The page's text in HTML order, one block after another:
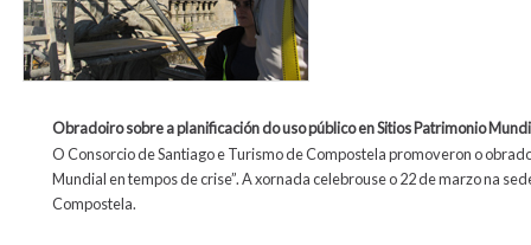
Obradoirosobre a planificación do uso público en Sitios Patrimonio
O Consorcio de Santiago e Turismo de Compostela promoveron o
Mundial en tempos de crise”. A xornada celebrouse o 22 de marzo na
Compostela.